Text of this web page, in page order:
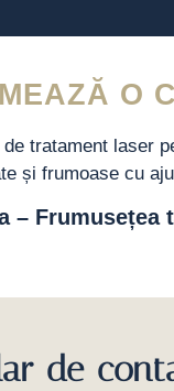
O
tratament laser
și frumoase cu
– Frumusețea
de